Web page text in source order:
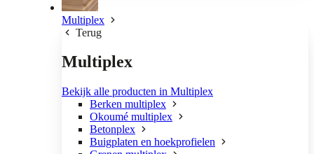
Multiplex
Terug
Multiplex
Bekijk alle producten in Multiplex
Berken multiplex
Okoumé multiplex
Betonplex
Buigplaten en hoekprofielen